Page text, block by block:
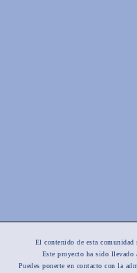
El contenido de esta
Este proyecto ha sido
Puedes ponerte en contacto con la